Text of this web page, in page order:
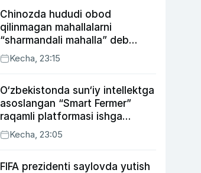
Chinozda hududi obod
qilinmagan mahallalarni
“sharmandali mahalla” deb
belgilash boshlandi
Kecha, 23:15
O‘zbekistonda sun‘iy intellektga
asoslangan “Smart Fermer”
raqamli platformasi ishga
tushiriladi
Kecha, 23:05
FIFA prezidenti saylovda yutish